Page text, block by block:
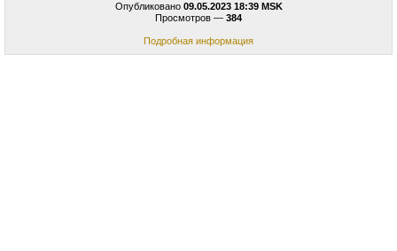
Опубликовано 09.05.2023 18:39 MSK
Просмотров — 384
Подробная информация